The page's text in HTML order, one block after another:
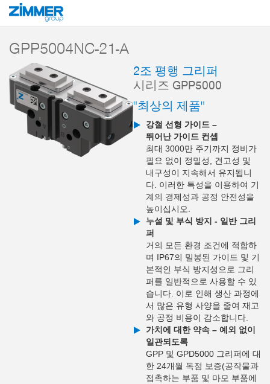
시작 제품
GPP5004NC-21-A
2조 평행 그리퍼
시리즈 GPP5000
"최상의 제품"
강철 선형 가이드 –
뛰어난 가이드 컨셉
최대 3000만 주기까지 정비가
필요 없이 정밀성, 견고성 및
내구성이 지속해서 유지됩니
다. 이러한 특성을 이용하여 기
계의 경제성과 공정 안전성을
높이십시오.
누설 및 부식 방지 - 일반 그리
퍼
거의 모든 환경 조건에 적합하
며 IP67의 밀봉된 가이드 및 기
본적인 부식 방지성으로 그리
퍼를 일반적으로 사용할 수 있
습니다. 이로 인해 생산 과정에
서 많은 유형 사양을 줄여 재고
와 공정 비용이 감소합니다.
가치에 대한 약속 – 예외 없이
일관되도록
GPP 및 GPD5000 그리퍼에 대
한 24개월 독점 보증(공작물과
접촉하는 부품 및 마모 부품에